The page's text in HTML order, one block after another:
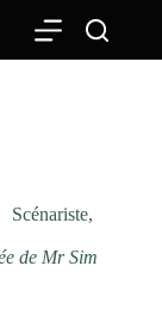
de Mr Sim